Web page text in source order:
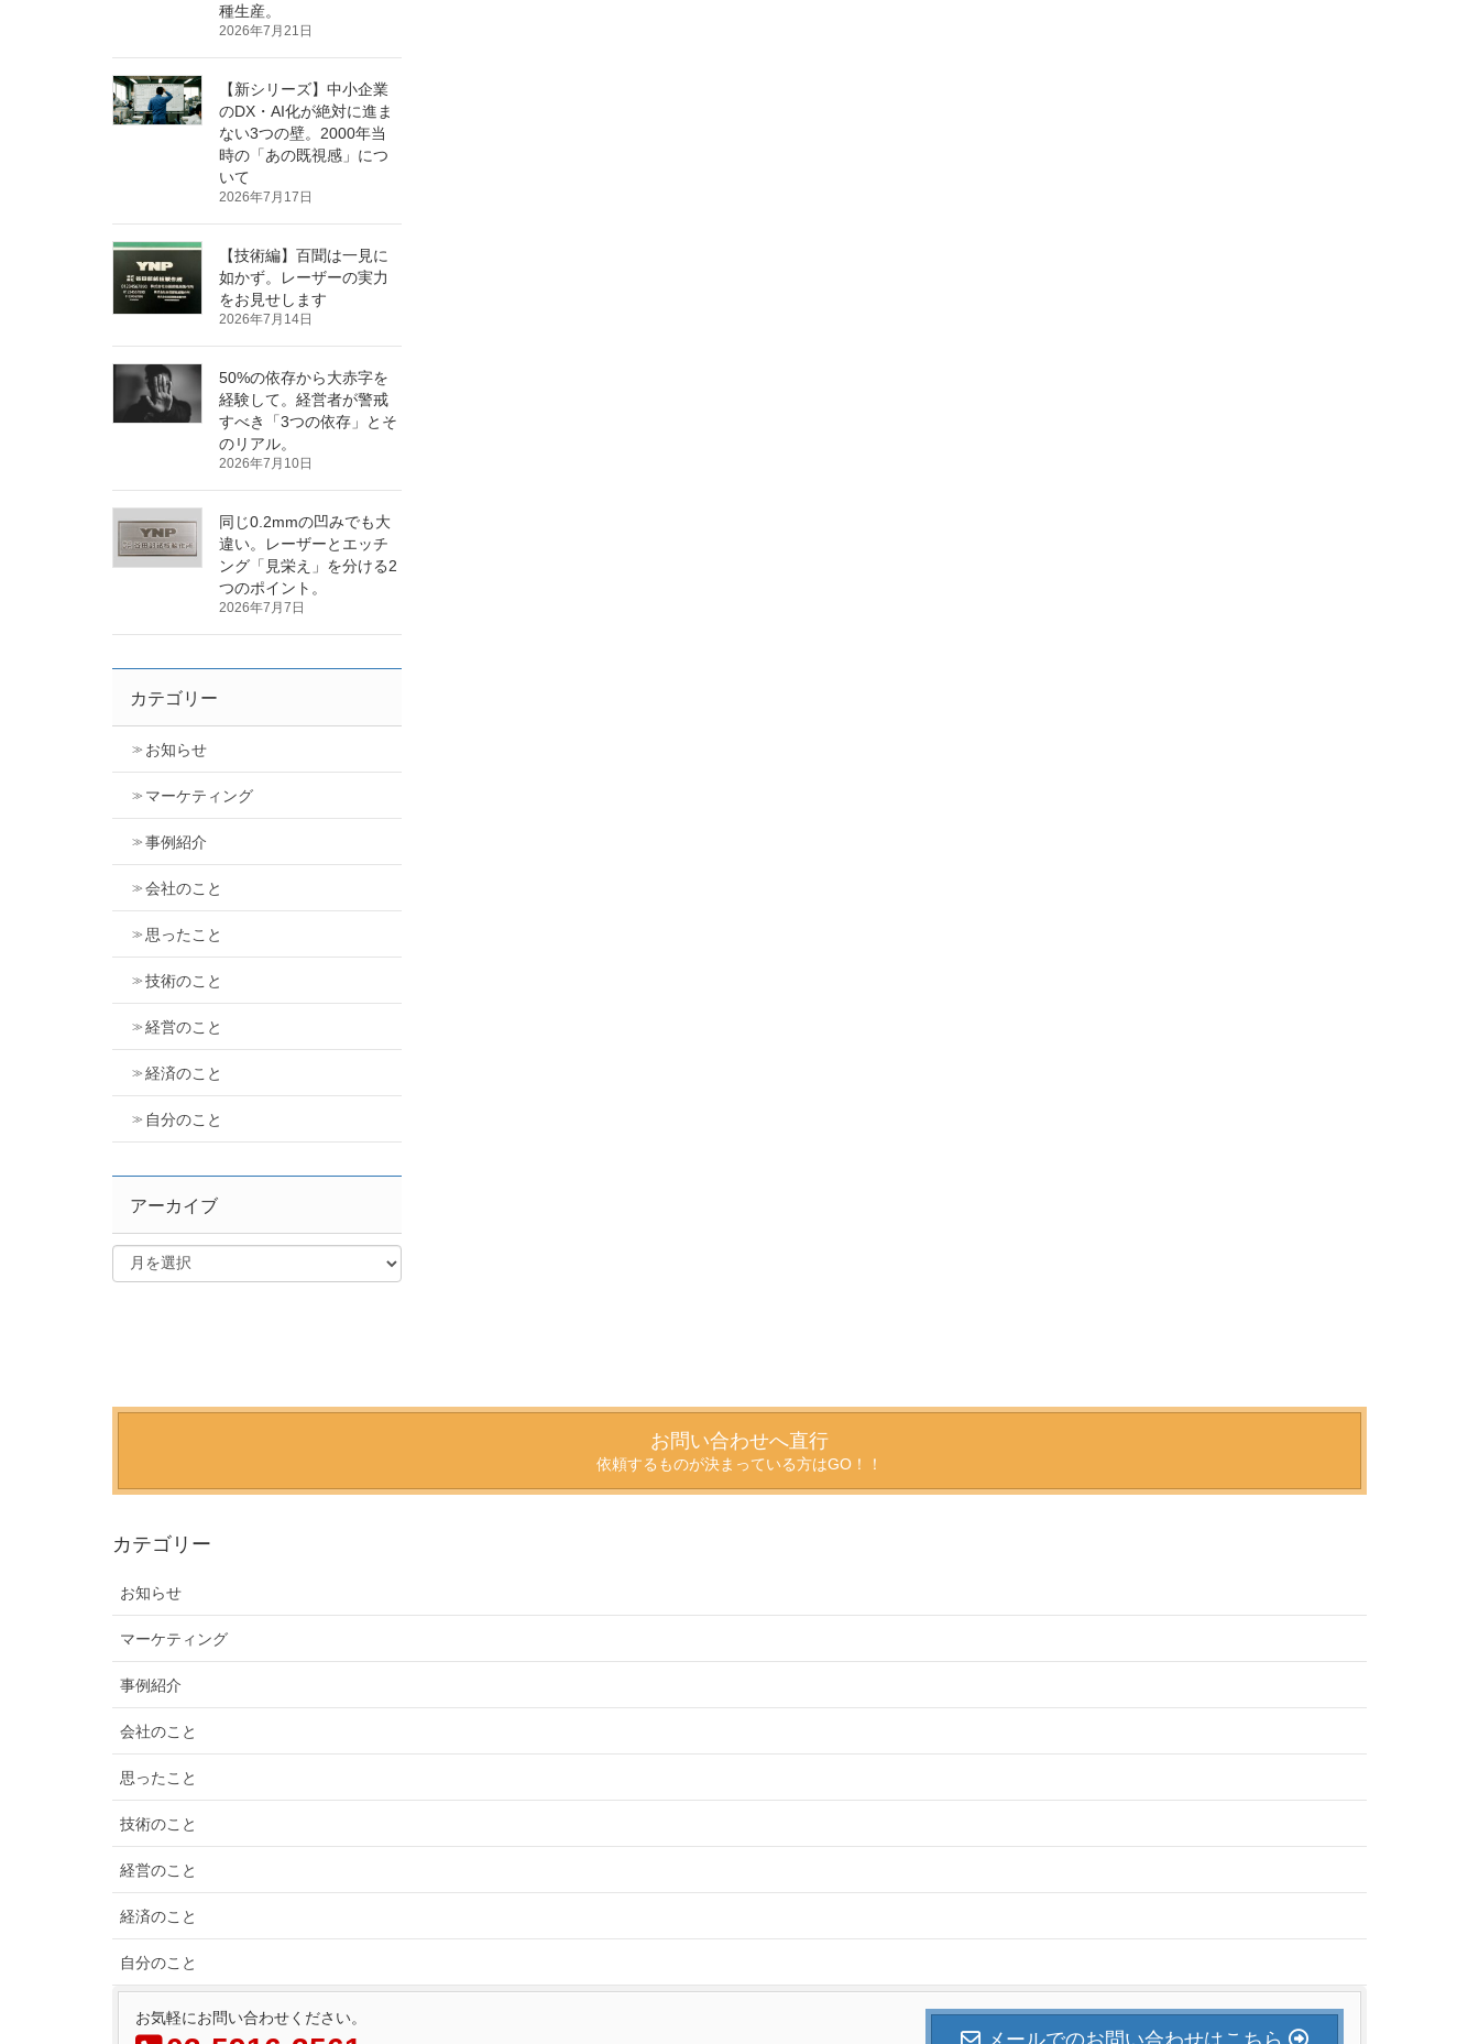
種生産。
2026年7月21日
【新シリーズ】中小企業
のDX・AI化が絶対に進ま
ない3つの壁。2000年当
時の「あの既視感」につ
いて
2026年7月17日
【技術編】百聞は一見に
如かず。レーザーの実力
をお見せします
2026年7月14日
50%の依存から大赤字を
経験して。経営者が警戒
すべき「3つの依存」とそ
のリアル。
2026年7月10日
同じ0.2mmの凹みでも大
違い。レーザーとエッチ
ング「見栄え」を分ける2
つのポイント。
2026年7月7日
カテゴリー
お知らせ
マーケティング
事例紹介
会社のこと
思ったこと
技術のこと
経営のこと
経済のこと
自分のこと
アーカイブ
お問い合わせへ直行
依頼するものが決まっている方はGO！！
カテゴリー
お知らせ
マーケティング
事例紹介
会社のこと
思ったこと
技術のこと
経営のこと
経済のこと
自分のこと
お気軽にお問い合わせください。
メールでのお問い合わせはこちら